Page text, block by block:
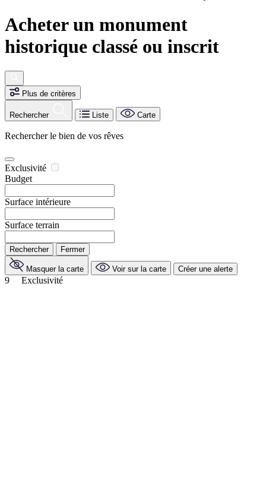
Acheter un monument
historique classé ou inscrit
Plus de critères
Rechercher Liste Carte
Rechercher le bien de vos rêves
Exclusivité
Budget
Surface intérieure
Surface terrain
Rechercher Fermer
Masquer la carte Voir sur la carte Créer une alerte
9 Exclusivité